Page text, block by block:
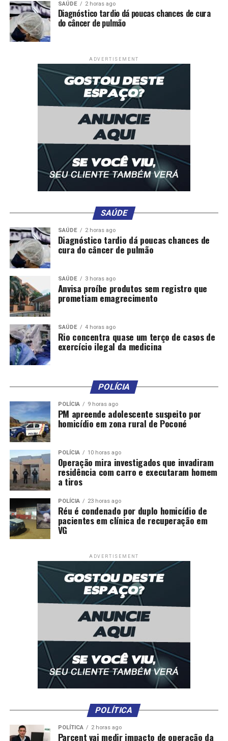
RELATED TOPICS: DESEMBARGADORES
DISPUTAM
TREMT
Deputado apresenta novo projeto para proibir
mercadinhos em presídios de Mato Grosso
Presidente do TCE destaca coragem de Mauro Mendes
em concluir Hospital Central
SAÚDE 2 horas ago
Diagnóstico tardio dá poucas chances de cura
do câncer de pulmão
ADVERTISEMENT
SAÚDE
SAÚDE 2 horas ago
Diagnóstico tardio dá poucas chances de
cura do câncer de pulmão
SAÚDE 3 horas ago
Anvisa proíbe produtos sem registro que
prometiam emagrecimento
SAÚDE 4 horas ago
Rio concentra quase um terço de casos de
exercício ilegal da medicina
POLÍCIA
POLÍCIA 9 horas ago
PM apreende adolescente suspeito por
homicídio em zona rural de Poconé
POLÍCIA 10 horas ago
Operação mira investigados que invadiram
residência com carro e executaram homem
a tiros
POLÍCIA 23 horas ago
Réu é condenado por duplo homicídio de
pacientes em clínica de recuperação em
VG
ADVERTISEMENT
POLÍTICA
POLÍTICA 2 horas ago
Parcent vai medir impacto de operação da